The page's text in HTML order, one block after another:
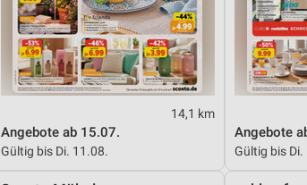
14,1 km
Angebote ab 15.07.
Gültig bis Di. 11.08.
Angebote
Gültig bis Di.